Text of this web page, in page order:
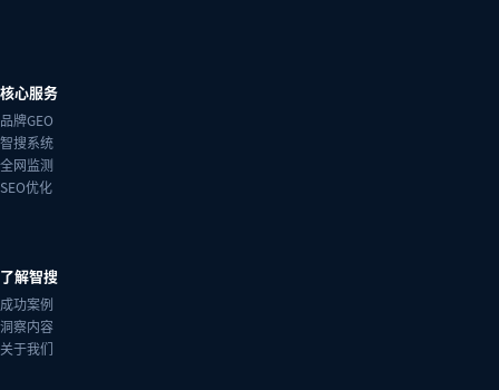
核心服务
品牌GEO
智搜系统
全网监测
SEO优化
了解智搜
成功案例
洞察内容
关于我们